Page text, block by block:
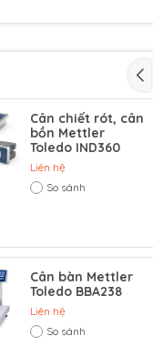
chỉnh cho khả năng đọc
Cân chiết rót, cân
bồn Mettler
Toledo IND360
Liên hệ
So sánh
Cân bàn Mettler
Toledo BBA238
Liên hệ
So sánh